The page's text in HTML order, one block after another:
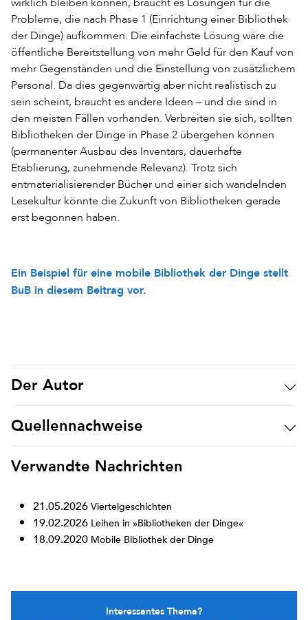
Probleme, die nach Phase 1 (Einrichtung einer Bibliothek
der Dinge) aufkommen. Die einfachste Lösung wäre die
öffentliche Bereitstellung von mehr Geld für den Kauf von
mehr Gegenständen und die Einstellung von zusätzlichem
Personal. Da dies gegenwärtig aber nicht realistisch zu
sein scheint, braucht es andere Ideen – und die sind in
den meisten Fällen vorhanden. Verbreiten sie sich, sollten
Bibliotheken der Dinge in Phase 2 übergehen können
(permanenter Ausbau des Inventars, dauerhafte
Etablierung, zunehmende Relevanz). Trotz sich
entmaterialisierender Bücher und einer sich wandelnden
Lesekultur könnte die Zukunft von Bibliotheken gerade
erst begonnen haben.
Ein Beispiel für eine mobile Bibliothek der Dinge stellt
BuB in diesem Beitrag vor.
Der Autor
Quellennachweise
Verwandte Nachrichten
21.05.2026Viertelgeschichten
19.02.2026 Leihen in »Bibliotheken der Dinge«
18.09.2020 Mobile Bibliothek der Dinge
Interessantes Thema?